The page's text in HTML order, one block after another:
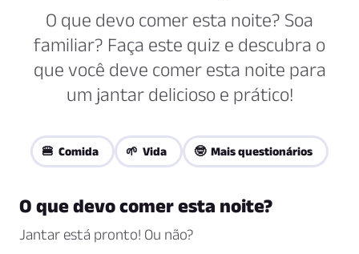
O que devo comer esta noite? Soa
familiar? Faça este quiz e descubra o
que você deve comer esta noite para
um jantar delicioso e prático!
🍔 Comida 🌱 Vida 🤓 Mais questionários
O que devo comer esta noite?
Jantar está pronto! Ou não?